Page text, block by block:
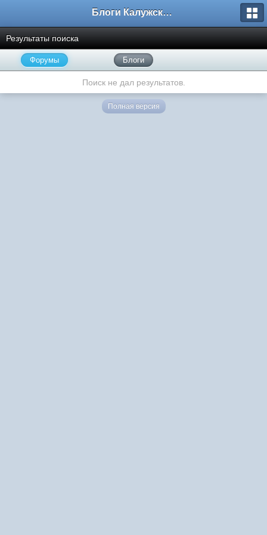
Блоги Калужского перекрестка
Результаты поиска
Форумы Блоги
Поиск не дал результатов.
Полная версия